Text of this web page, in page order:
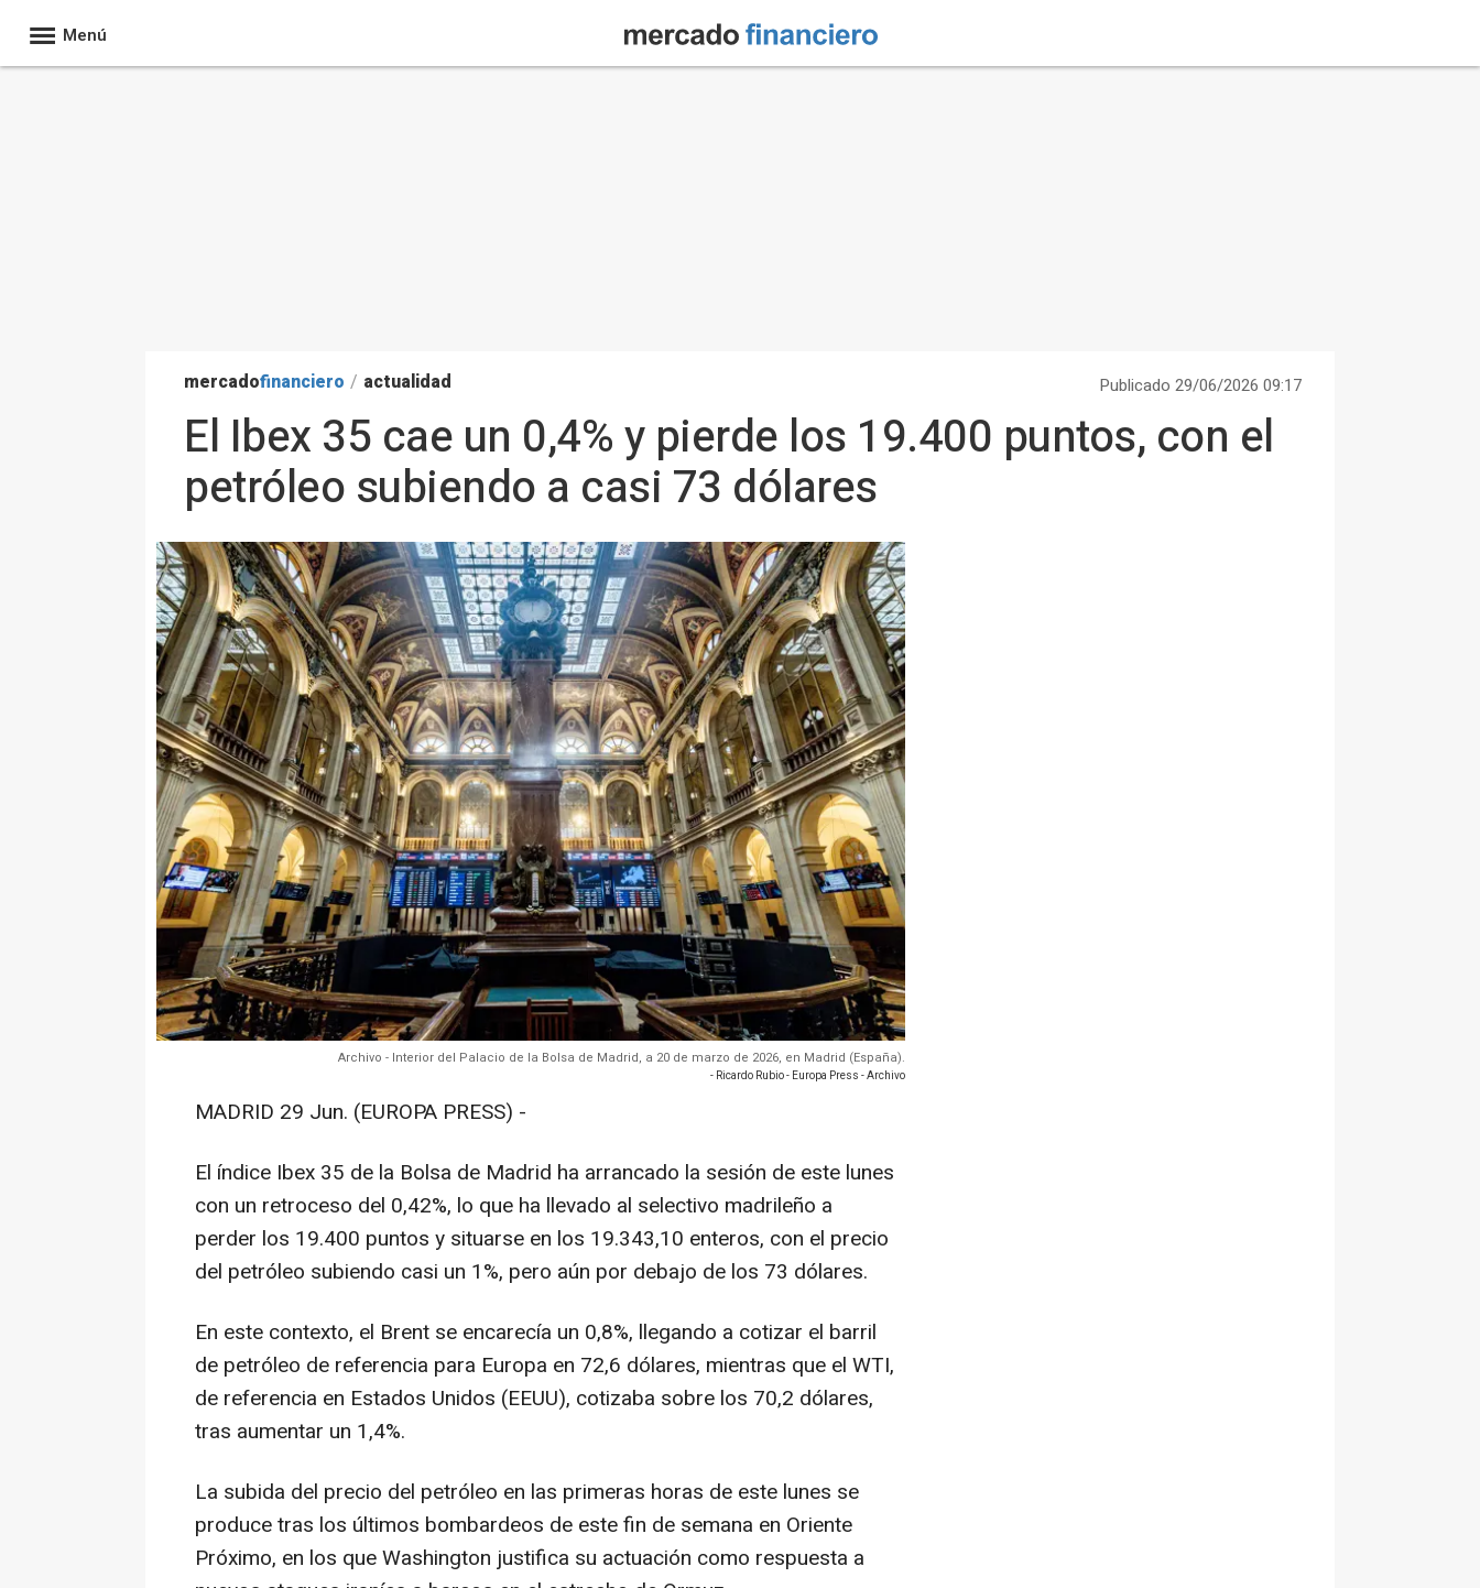
Menú
mercadofinanciero / actualidad Publicado 29/06/2026 09:17
El Ibex 35 cae un 0,4% y pierde los 19.400 puntos, con el
petróleo subiendo a casi 73 dólares
Archivo - Interior del Palacio de la Bolsa de Madrid, a 20 de marzo de 2026, en Madrid (España).
- Ricardo Rubio - Europa Press - Archivo
MADRID 29 Jun. (EUROPA PRESS) -
El índice Ibex 35 de la Bolsa de Madrid ha arrancado la sesión de este lunes
con un retroceso del 0,42%, lo que ha llevado al selectivo madrileño a
perder los 19.400 puntos y situarse en los 19.343,10 enteros, con el precio
del petróleo subiendo casi un 1%, pero aún por debajo de los 73 dólares.
En este contexto, el Brent se encarecía un 0,8%, llegando a cotizar el barril
de petróleo de referencia para Europa en 72,6 dólares, mientras que el WTI,
de referencia en Estados Unidos (EEUU), cotizaba sobre los 70,2 dólares,
tras aumentar un 1,4%.
La subida del precio del petróleo en las primeras horas de este lunes se
produce tras los últimos bombardeos de este fin de semana en Oriente
Próximo, en los que Washington justifica su actuación como respuesta a